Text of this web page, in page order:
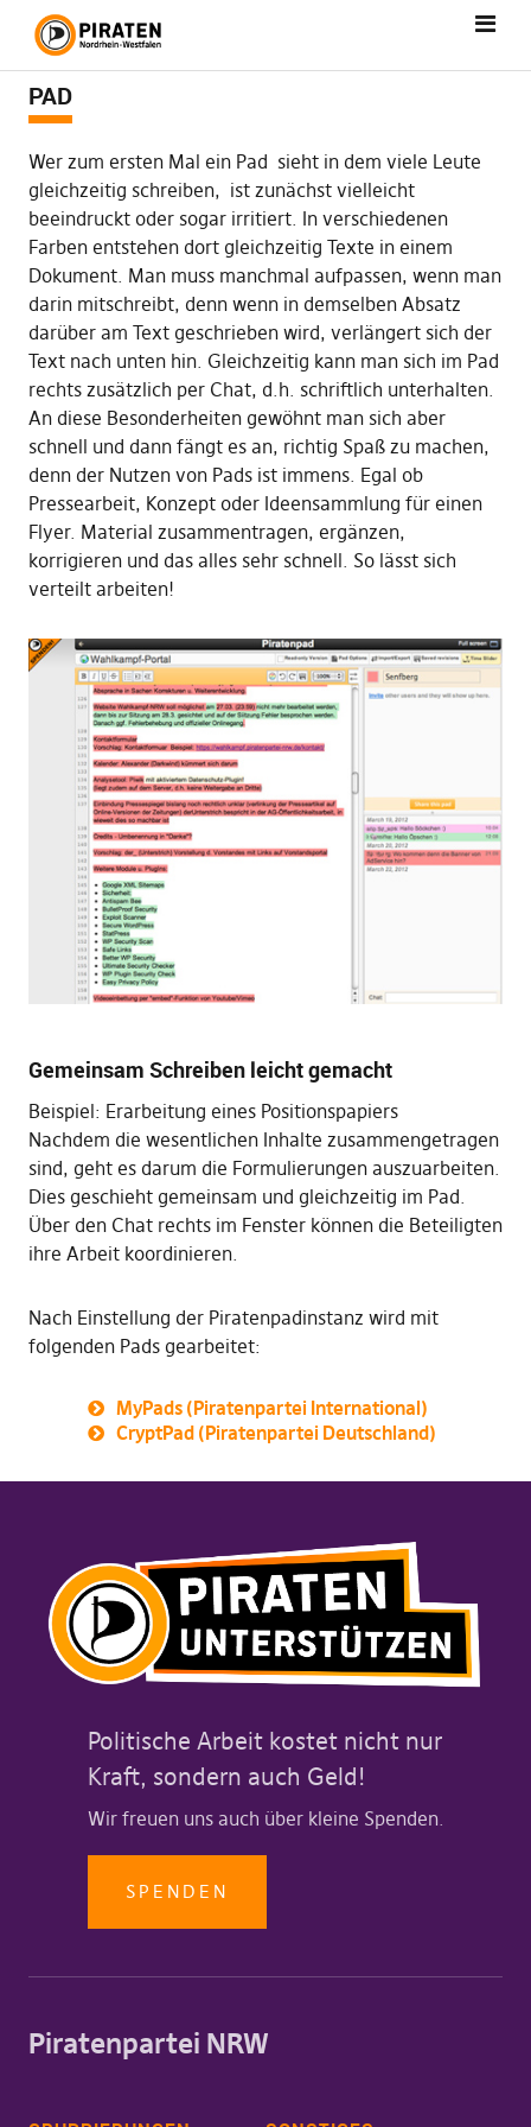
PAD
Wer zum ersten Mal ein Pad sieht in dem viele Leute
gleichzeitig schreiben, ist zunächst vielleicht
beeindruckt oder sogar irritiert. In verschiedenen
Farben entstehen dort gleichzeitig Texte in einem
Dokument. Man muss manchmal aufpassen, wenn man
darin mitschreibt, denn wenn in demselben Absatz
darüber am Text geschrieben wird, verlängert sich der
Text nach unten hin. Gleichzeitig kann man sich im Pad
rechts zusätzlich per Chat, d.h. schriftlich unterhalten.
An diese Besonderheiten gewöhnt man sich aber
schnell und dann fängt es an, richtig Spaß zu machen,
denn der Nutzen von Pads ist immens. Egal ob
Pressearbeit, Konzept oder Ideensammlung für einen
Flyer. Material zusammentragen, ergänzen,
korrigieren und das alles sehr schnell. So lässt sich
verteilt arbeiten!
Gemeinsam Schreiben leicht gemacht
Beispiel: Erarbeitung eines Positionspapiers
Nachdem die wesentlichen Inhalte zusammengetragen
sind, geht es darum die Formulierungen auszuarbeiten.
Dies geschieht gemeinsam und gleichzeitig im Pad.
Über den Chat rechts im Fenster können die Beteiligten
ihre Arbeit koordinieren.
Nach Einstellung der Piratenpadinstanz wird mit
folgenden Pads gearbeitet:
MyPads (Piratenpartei International)
CryptPad (Piratenpartei Deutschland)
Politische Arbeit kostet nicht nur
Kraft, sondern auch Geld!
Wir freuen uns auch über kleine Spenden.
SPENDEN
Piratenpartei NRW